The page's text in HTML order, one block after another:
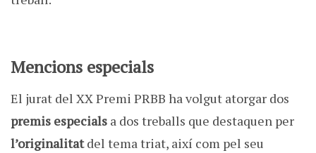
Mencions especials
El jurat del XX Premi PRBB ha volgut atorgar dos
premis especials a dos treballs que destaquen per
l’originalitatdel tema triat, així com pel seu